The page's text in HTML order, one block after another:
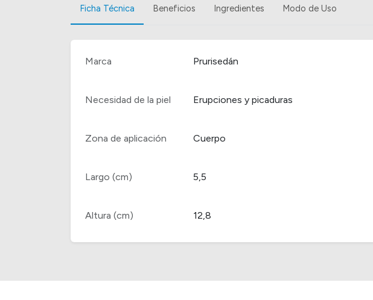
Ficha Técnica Beneficios Ingredientes Modo de Uso
Marca Prurisedán
Necesidad de la piel Erupciones y picaduras
Zona de aplicación Cuerpo
Largo (cm) 5,5
Altura (cm) 12,8